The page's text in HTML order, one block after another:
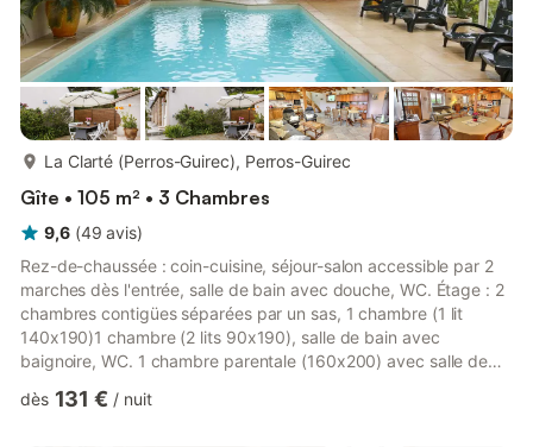
La Clarté (Perros-Guirec), Perros-Guirec
Gîte • 105 m² • 3 Chambres
9,6 (49 avis)
Rez-de-chaussée : coin-cuisine, séjour-salon accessible par 2
marches dès l'entrée, salle de bain avec douche, WC. Étage : 2
chambres contigües séparées par un sas, 1 chambre (1 lit
140x190)1 chambre (2 lits 90x190), salle de bain avec
baignoire, WC. 1 chambre parentale (160x200) avec salle de
400 m². Terrasse. Complexe détente payant : piscine, sauna,
dès 131 € / nuit